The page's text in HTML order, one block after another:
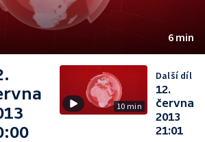
6 min
10 min
Další díl
12.
června
2013
21:01